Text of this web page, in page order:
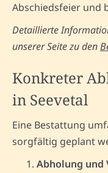
Abschiedsfeier und
Detaillierte
unserer Seite zu den
Konkreter
in Seevetal
Eine Bestattung
sorgfältig geplant
Abholung und